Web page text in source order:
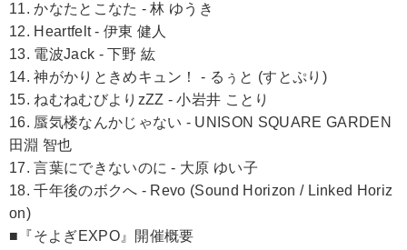
11. かなたとこなた - 林 ゆうき
12. Heartfelt - 伊東 健人
13. 電波Jack - 下野 紘
14. 神がかりときめキュン！ - るぅと (すとぷり)
15. ねむねむびよりzZZ - 小岩井 ことり
16. 蜃気楼なんかじゃない - UNISON SQUARE GARDEN
田淵 智也
17. 言葉にできないのに - 大原 ゆい子
18. 千年後のボクへ - Revo (Sound Horizon / Linked Horiz
on)
■『そよぎEXPO』開催概要